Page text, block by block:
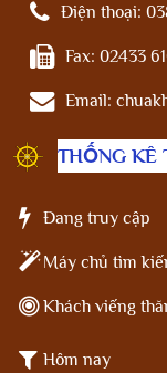
Điện thoại:
Fax: 02433
Email:
THỐNG KÊ
Đang truy cập
Máy chủ tìm
Khách viếng
Hôm nay